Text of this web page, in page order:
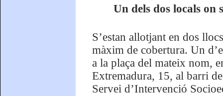
Un dels dos locals on
S’estan allotjant en dos
màxim de cobertura. Un
a la plaça del mateix nom,
Extremadura, 15, al barri
Servei d’Intervenció